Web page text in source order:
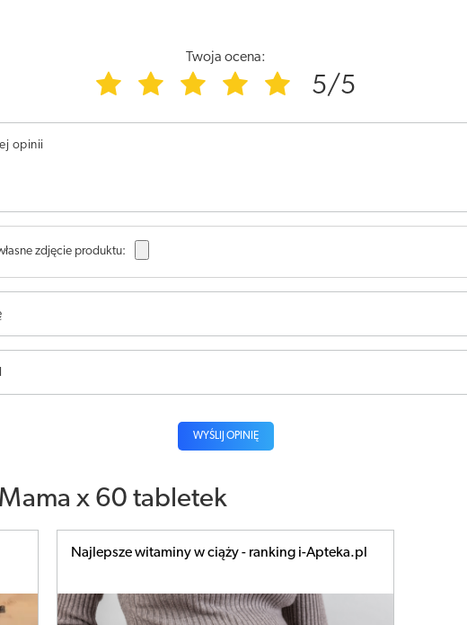
Twoja ocena:
5/5
opinii
zdjęcie produktu:
WYŚLIJ OPINIĘ
x 60 tabletek
Najlepsze witaminy w ciąży - ranking i-Apteka.pl